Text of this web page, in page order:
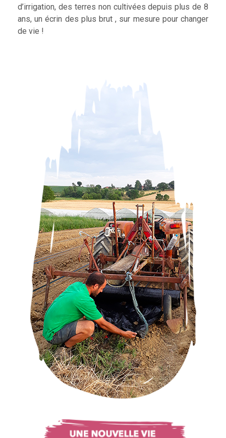
d’irrigation, des terres non cultivées depuis plus de 8
ans, un écrin des plus brut , sur mesure pour changer
de vie !